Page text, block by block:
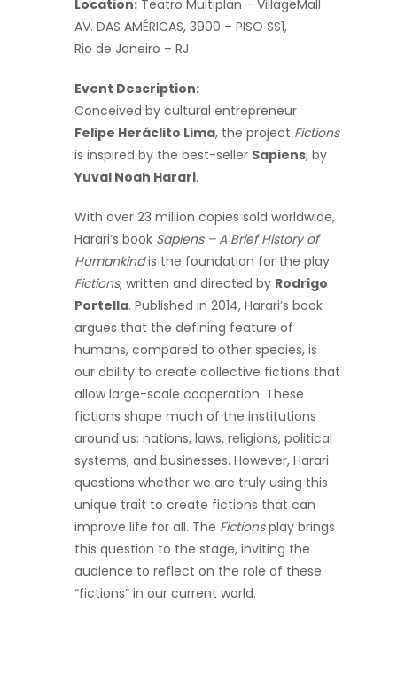
Location: Teatro Multiplan – VillageMall
AV. DAS AMÉRICAS, 3900 – PISO SS1,
Rio de Janeiro – RJ
Event Description:
Conceived by cultural entrepreneur
Felipe Heráclito Lima, the project Fictions
is inspired by the best-seller Sapiens, by
Yuval Noah Harari.
With over 23 million copies sold worldwide,
Harari’s book Sapiens – A Brief History of
Humankindis the foundation for the play
Fictions, written and directed by Rodrigo
Portella. Published in 2014, Harari’s book
argues that the defining feature of
humans, compared to other species, is
our ability to create collective fictions that
allow large-scale cooperation. These
fictions shape much of the institutions
around us: nations, laws, religions, political
systems, and businesses. However, Harari
questions whether we are truly using this
unique trait to create fictions that can
improve life for all. The Fictionsplay brings
this question to the stage, inviting the
audience to reflect on the role of these
“fictions” in our current world.